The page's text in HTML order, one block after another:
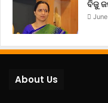
ବିଜୁ
About Us